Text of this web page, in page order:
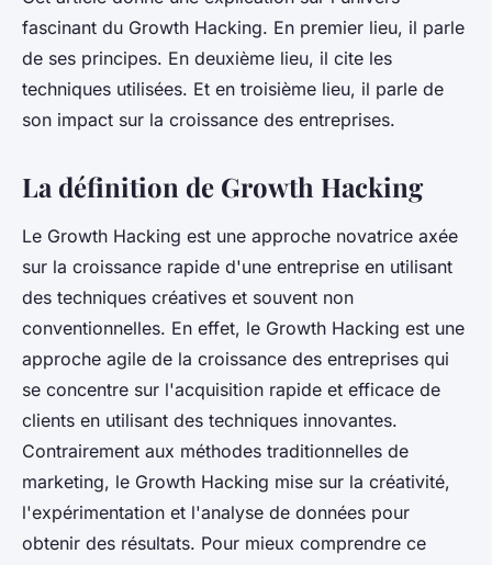
fascinant du Growth Hacking. En premier lieu, il parle
de ses principes. En deuxième lieu, il cite les
techniques utilisées. Et en troisième lieu, il parle de
son impact sur la croissance des entreprises.
La définition de Growth Hacking
Le Growth Hacking est une approche novatrice axée
sur la croissance rapide d'une entreprise en utilisant
des techniques créatives et souvent non
conventionnelles. En effet, le Growth Hacking est une
approche agile de la croissance des entreprises qui
se concentre sur l'acquisition rapide et efficace de
clients en utilisant des techniques innovantes.
Contrairement aux méthodes traditionnelles de
marketing, le Growth Hacking mise sur la créativité,
l'expérimentation et l'analyse de données pour
obtenir des résultats. Pour mieux comprendre ce